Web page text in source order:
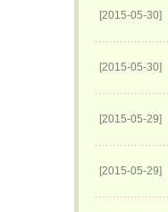
[2015-05-30]
[2015-05-30]
[2015-05-29]
[2015-05-29]